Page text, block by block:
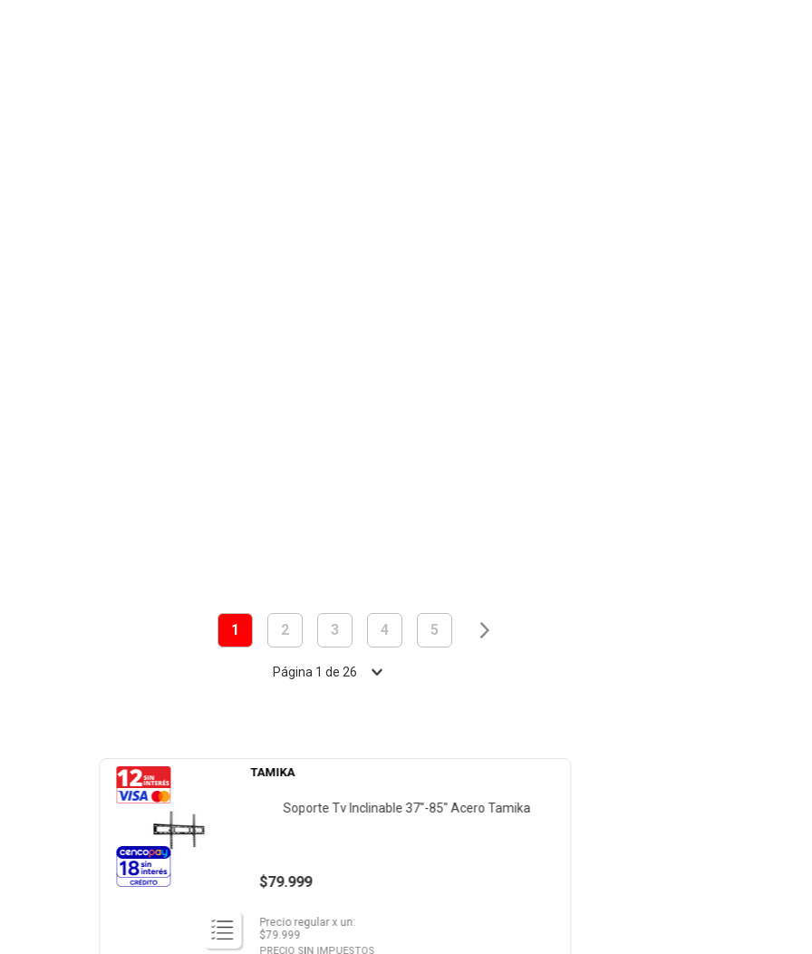
1 2 3 4 5
Página 1 de 26
TAMIKA
Soporte Tv Inclinable 37"-85" Acero Tamika
$79.999
Precio regularx un:
$79.999
PRECIO SIN IMPUESTOS